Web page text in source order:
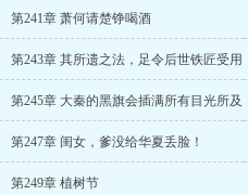
第241章 萧何请楚铮喝酒
第243章 其所遗之法，足令后世铁匠受用
第245章 大秦的黑旗会插满所有目光所及
第247章 闺女，爹没给华夏丢脸！
第249章 植树节